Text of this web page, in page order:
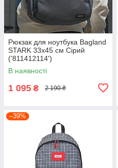
Рюкзак для ноутбука Bagland
STARK 33х45 см Сірий
('811412114')
В наявності
1 095 ₴ 2 190 ₴
–39%